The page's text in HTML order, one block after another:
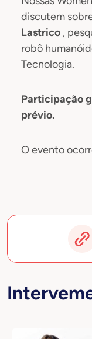
discutem
Lastrico ,
robô
Tecnologia.
Participação
prévio.
O evento